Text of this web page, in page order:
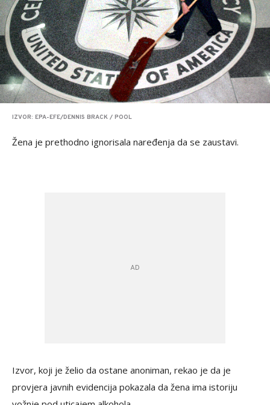
IZVOR: EPA-EFE/DENNIS BRACK / POOL
Žena je prethodno ignorisala naređenja da se zaustavi.
Izvor, koji je želio da ostane anoniman, rekao je da je
provjera javnih evidencija pokazala da žena ima istoriju